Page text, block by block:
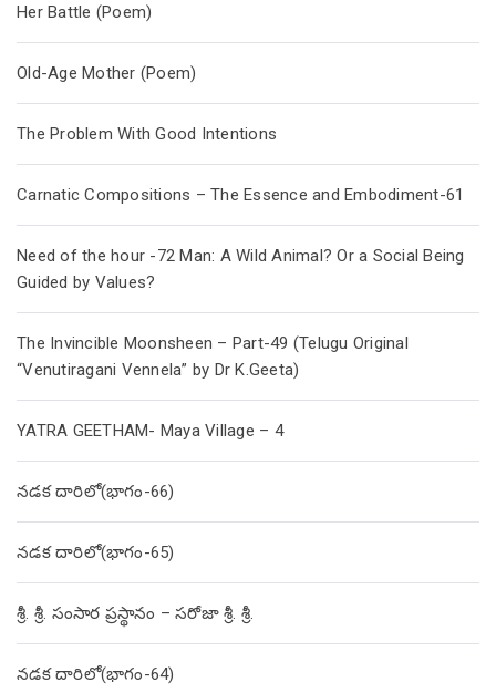
Her Battle (Poem)
Old-Age Mother (Poem)
The Problem With Good Intentions
Carnatic Compositions – The Essence and Embodiment-61
Need of the hour -72 Man: A Wild Animal? Or a Social Being
Guided by Values?
The Invincible Moonsheen – Part-49 (Telugu Original
“Venutiragani Vennela” by Dr K.Geeta)
YATRA GEETHAM- Maya Village – 4
నడక దారిలో(భాగం-66)
నడక దారిలో(భాగం-65)
శ్రీ. శ్రీ. సంసార ప్రస్థానం – సరోజా శ్రీ. శ్రీ.
నడక దారిలో(భాగం-64)